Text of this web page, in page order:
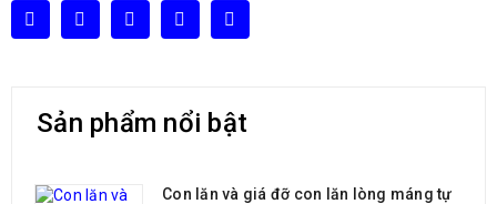
Sản phẩm nổi bật
Con lăn và giá đỡ con lăn lòng máng tự